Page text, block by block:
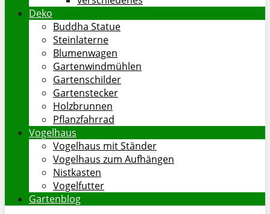
Deko
Buddha Statue
Steinlaterne
Blumenwagen
Gartenwindmühlen
Gartenschilder
Gartenstecker
Holzbrunnen
Pflanzfahrrad
Vogelhaus
Vogelhaus mit Ständer
Vogelhaus zum Aufhängen
Nistkasten
Vogelfutter
Gartenblog